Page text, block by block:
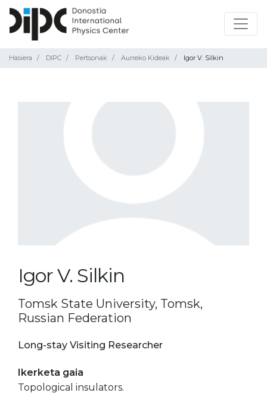
Hasiera DIPC Pertsonak Aurreko Kideak Igor V. Silkin
Igor V. Silkin
Tomsk State University, Tomsk,
Russian Federation
Long-stay Visiting Researcher
Ikerketa gaia
Topological insulators.